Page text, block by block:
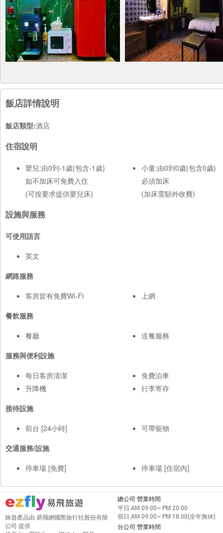
飯店詳情說明
飯店類型:酒店
住宿說明
嬰兒:由0到-1歲(包含-1歲)
如不加床可免費入住
(可按要求提供嬰兒床)
小童:由0到0歲(包含0歲)
必須加床
(加床需額外收費)
設施與服務
可使用語言
英文
網路服務
客房皆有免費Wi-Fi
上網
餐飲服務
餐廳
送餐服務
服務與便利設施
每日客房清潔
升降機
免費泊車
行李寄存
接待設施
前台 [24小時]
可帶寵物
交通服務/設施
停車場 [免費]
停車場 [住宿內]